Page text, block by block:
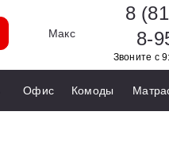
Макс
8
8-
Звоните с
Офис Комоды